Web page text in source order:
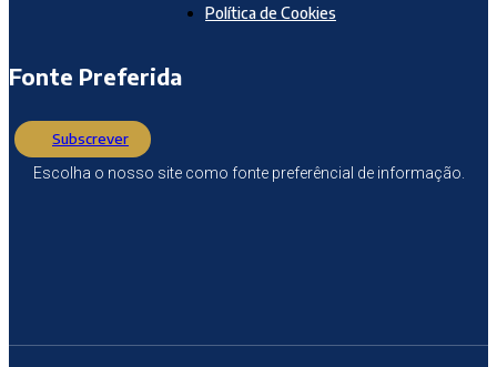
Política de Cookies
Fonte Preferida
Subscrever
Escolha o nosso site como fonte preferêncial de informação.